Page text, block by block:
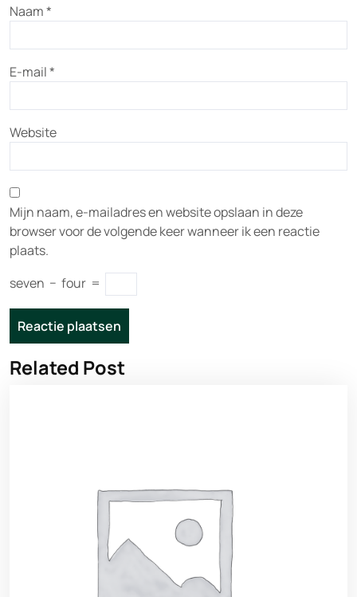
Naam*
E-mail*
Website
Mijn naam, e-mailadres en website opslaan in deze
browser voor de volgende keer wanneer ik een reactie
plaats.
seven − four =
Related Post